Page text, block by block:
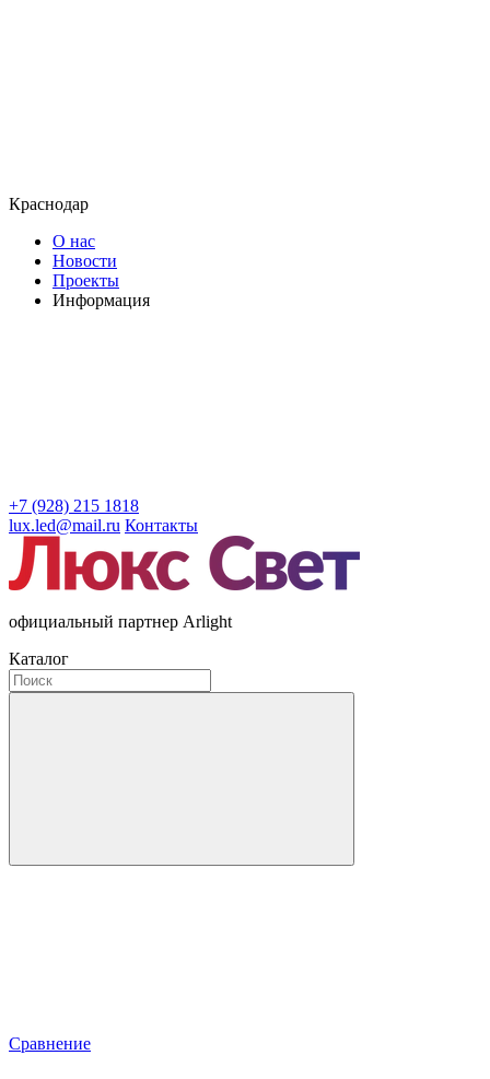
Краснодар
О нас
Новости
Проекты
Информация
+7 (928) 215 1818
lux.led@mail.ru Контакты
официальный партнер Arlight
Каталог
Сравнение